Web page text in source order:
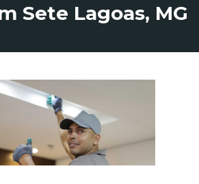
Sete Lagoas, MG